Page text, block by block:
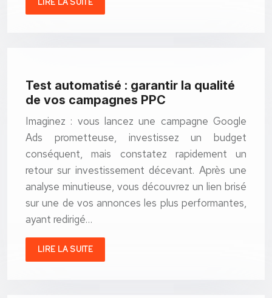
LIRE LA SUITE
Test automatisé : garantir la qualité
de vos campagnes PPC
Imaginez : vous lancez une campagne Google
Ads prometteuse, investissez un budget
conséquent, mais constatez rapidement un
retour sur investissement décevant. Après une
analyse minutieuse, vous découvrez un lien brisé
sur une de vos annonces les plus performantes,
ayant redirigé…
LIRE LA SUITE